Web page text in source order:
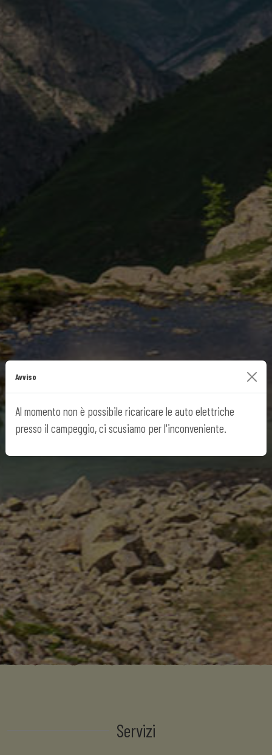
Avviso
Al momento non è possibile ricaricare le auto elettriche
presso il campeggio, ci scusiamo per l'inconveniente.
Servizi